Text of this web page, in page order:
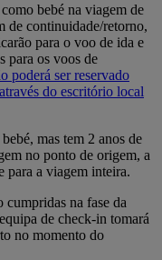
bebé na viagem de
de continuidade/retorno,
para o voo de ida e
para os voos de
poderá ser reservado
do escritório local
mas tem 2 anos de
no ponto de origem, a
para a viagem inteira.
cumpridas na fase da
de check-in tomará
no momento do